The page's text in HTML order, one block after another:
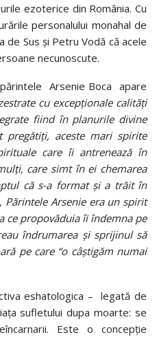
ezoterice din România. Cu
personalului monahal de
de Sus și Petru Vodă că acele
necunoscute.
Arsenie Boca apare
cu excepţionale calităţi
fiind în planurile divine
pregătiţi, aceste mari spirite
care îi antrenează în
care simt în ei chemarea
că s-a format şi a trăit în
Arsenie era un spirit
ce propovăduia îi îndemna pe
îndrumarea şi sprijinul să
pe care “o câştigăm numai
eshatologica – legată de
sufletului dupa moarte: se
Este o concepţie